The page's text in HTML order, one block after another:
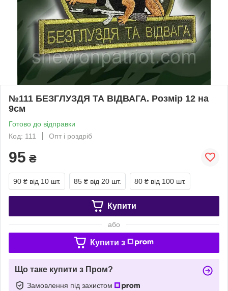
№111 БЕЗГЛУЗДЯ ТА ВІДВАГА. Розмір 12 на
9см
Готово до відправки
Код: 111
Опт і роздріб
95 ₴
90 ₴ від 10 шт. 85 ₴ від 20 шт. 80 ₴ від 100 шт.
Купити
або
Купити з
Що таке купити з Пром?
Замовлення під захистом